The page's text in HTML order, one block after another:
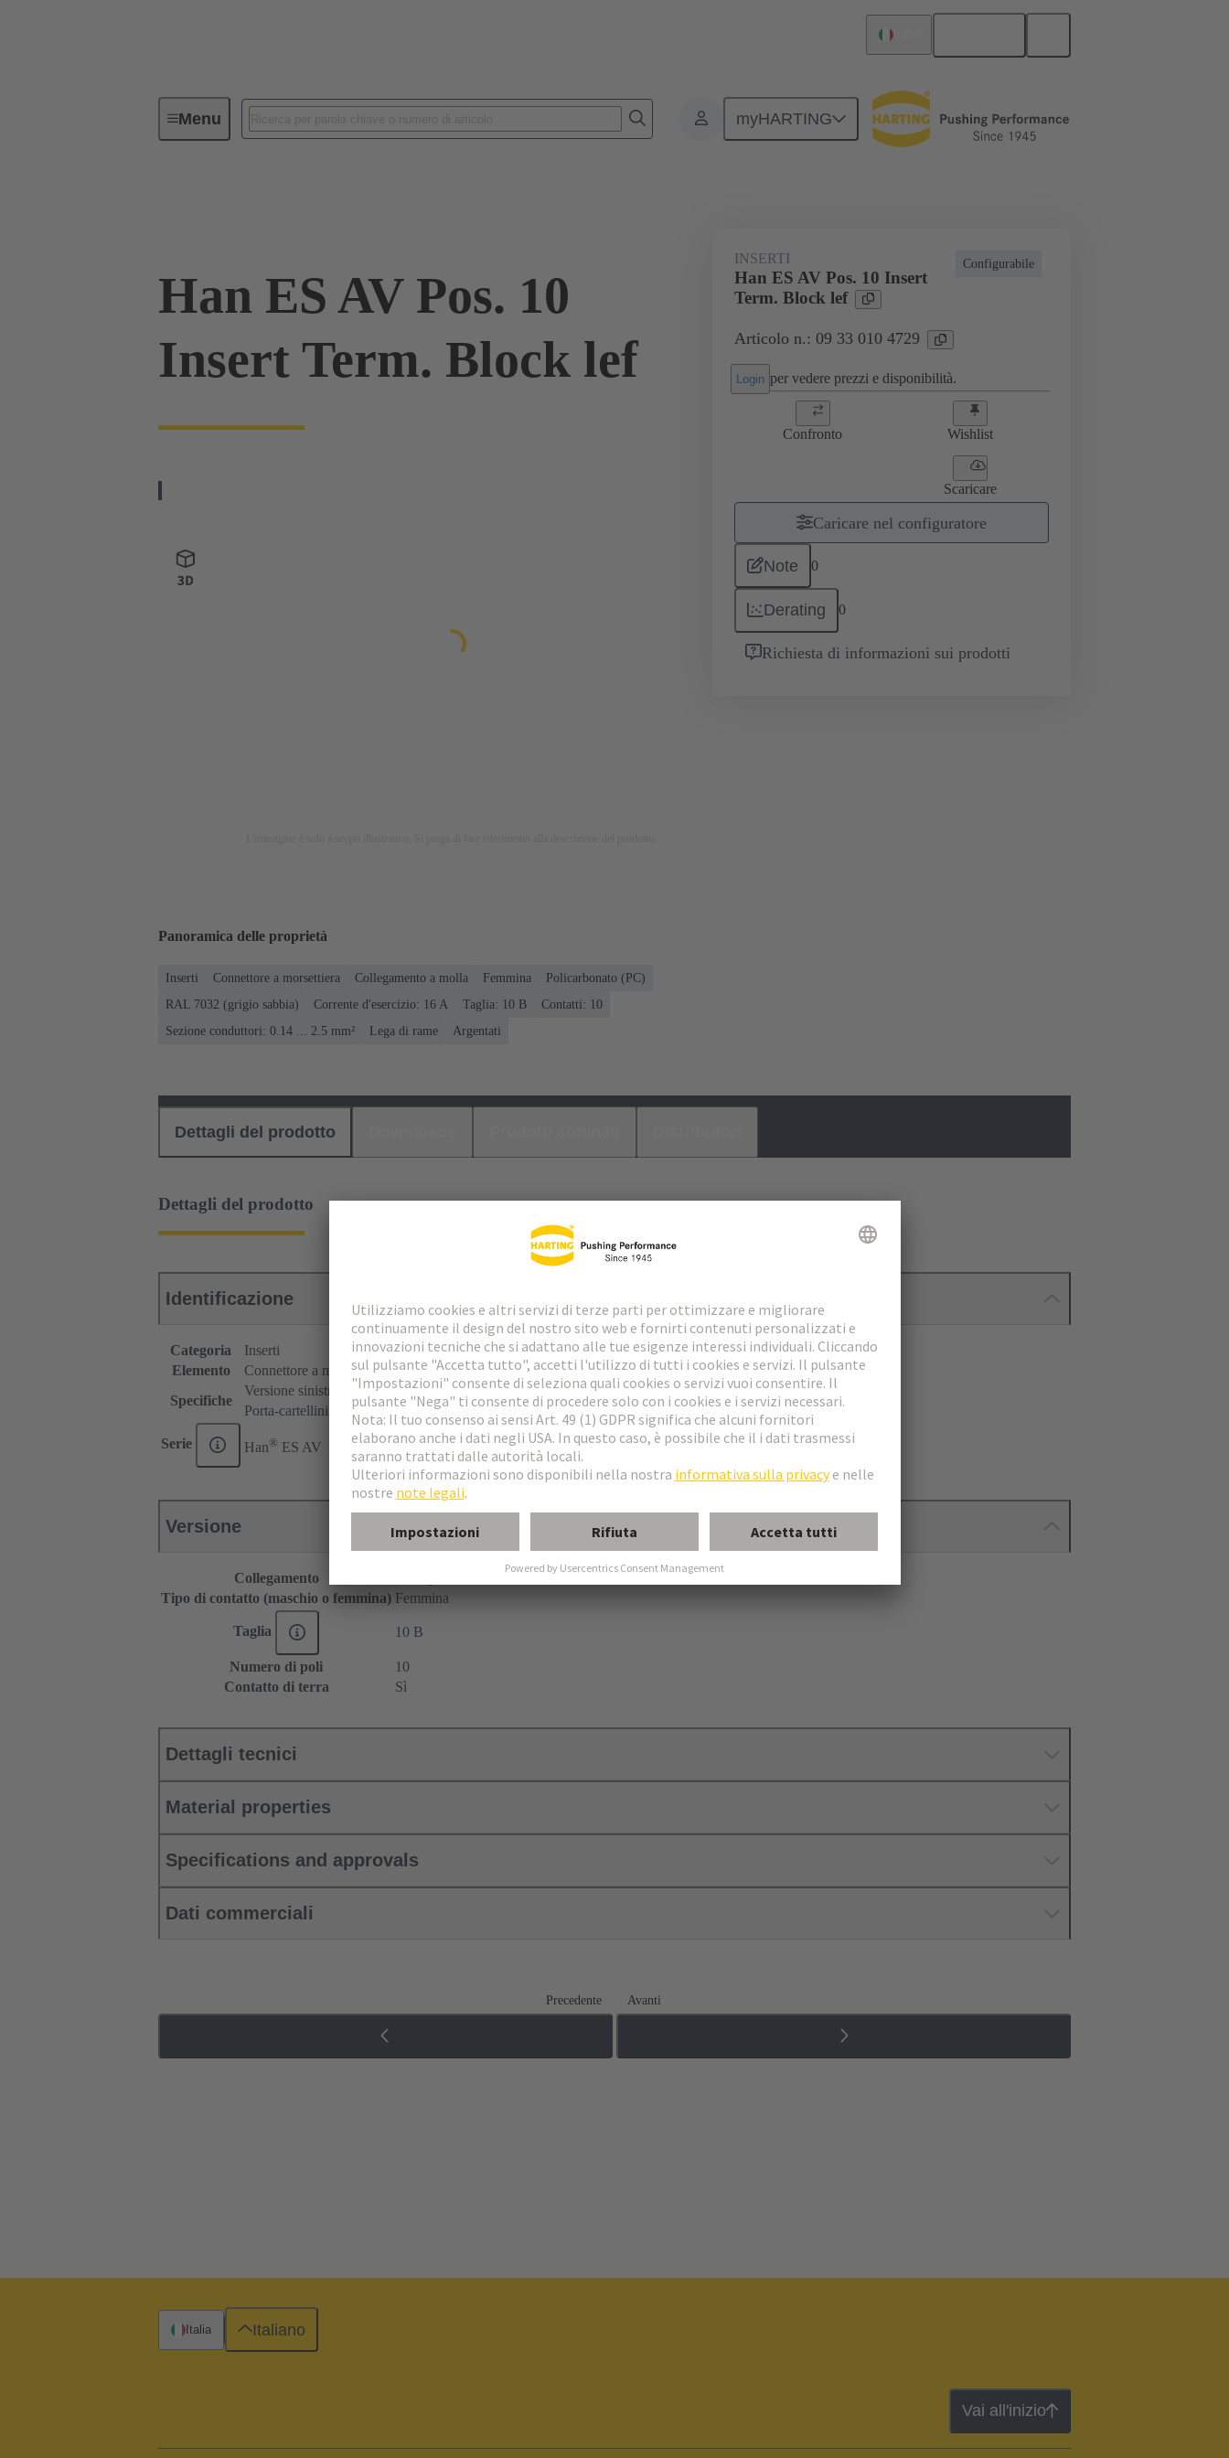
Menu myHARTING
Connettori Industriali / Han® Inserti monoblocco Applicazioni speciali Connettore a morsettiera
Han ES AV Pos. 10
Insert Term. Block lef
Configurabile
INSERTI
Han ES AV Pos. 10 Insert
Term. Block lef
Articolo n.: 09 33 010 4729
Login per vedere prezzi e disponibilità.
Confronto Wishlist
Scaricare
Caricare nel configuratore
Note 0
Derating 0
Richiesta di informazioni sui prodotti
Panoramica delle proprietà
Inserti Connettore a morsettiera Collegamento a molla Femmina
Policarbonato (PC)
RAL 7032 (grigio sabbia)
Corrente d'esercizio: ‌16 A Taglia: 10 B
Contatti: 10
Sezione conduttori: 0.14 ... 2.5 mm²
Lega di rame Argentati
Dettagli del prodotto
Dettagli del prodotto
Identificazione
Categoria
Inserti
Elemento
Connettore a morsettiera
Specifiche
Versione sinistra
Porta-cartellini tipo SK
Serie Han® ES AV
Versione
Collegamento
Tipo di contatto (maschio o femmina) Femmina
Taglia 10 B
Numero di poli
10
Contatto di terra
Sì
Dettagli tecnici
Material properties
Specifications and approvals
Dati commerciali
Precedente Avanti
Vai all'inizio
Italia Italiano